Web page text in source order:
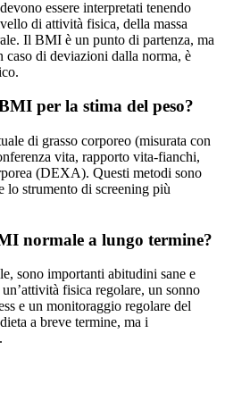
essere interpretati tenendo
di attività fisica, della massa
Il BMI è un punto di partenza, ma
di deviazioni dalla norma, è
per la stima del peso?
di grasso corporeo (misurata con
vita, rapporto vita-fianchi,
(DEXA). Questi metodi sono
strumento di screening più
normale a lungo termine?
sono importanti abitudini sane e
fisica regolare, un sonno
e un monitoraggio regolare del
a breve termine, ma i